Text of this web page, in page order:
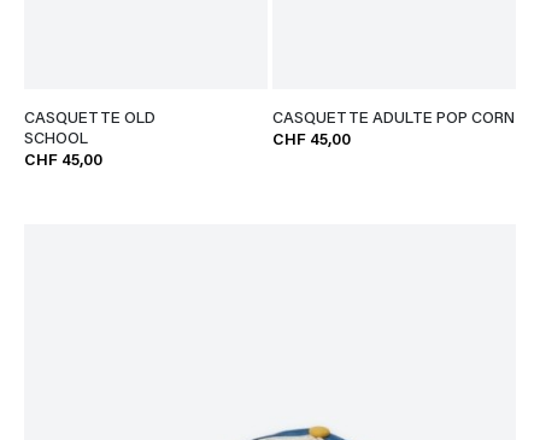
CASQUETTE OLD
SCHOOL
CHF 45,00
CASQUETTE ADULTE POP CORN
CHF 45,00